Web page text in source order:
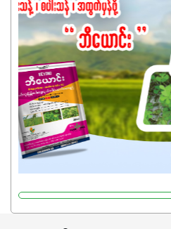
အရည်အသွေးစိတ်ချရတဲ့ သွင်းအား
သုံးသင့်ပါတယ်။